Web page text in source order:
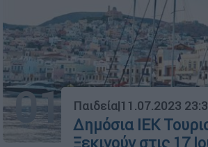
01 Παιδεία|11.07.2023
Δημόσια ΙΕΚ
Ξεκινούν στις 17